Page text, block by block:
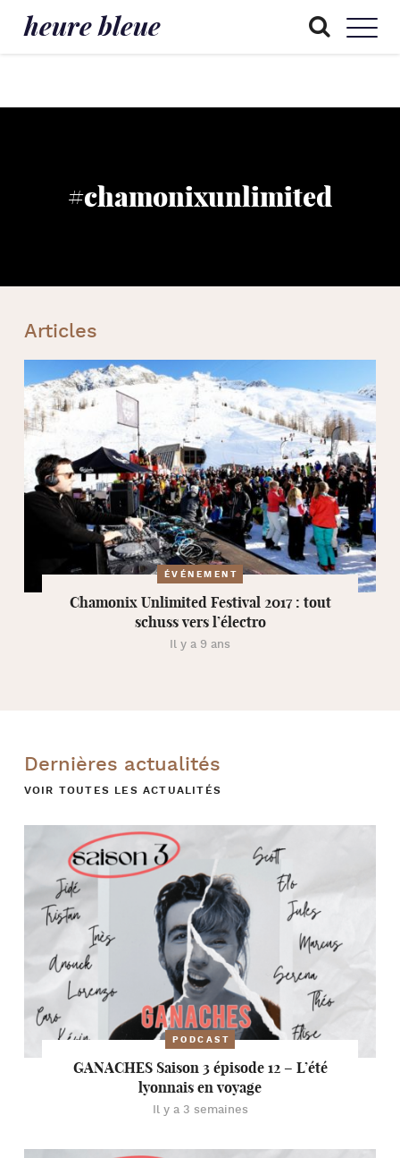
heure bleue
#chamonixunlimited
Articles
ÉVÉNEMENT
Chamonix Unlimited Festival 2017 : tout
schuss vers l’électro
Il y a 9 ans
Dernières actualités
VOIR TOUTES LES ACTUALITÉS
PODCAST
GANACHES Saison 3 épisode 12 – L’été
lyonnais en voyage
Il y a 3 semaines